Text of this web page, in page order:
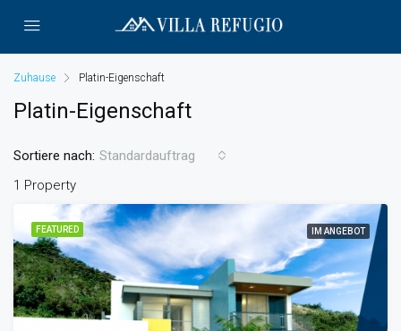
Zuhause Platin-Eigenschaft
Platin-Eigenschaft
1 Property
Sortiere nach: Standardauftrag
FEATURED IM ANGEBOT